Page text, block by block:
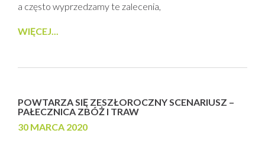
a często wyprzedzamy te zalecenia,
WIĘCEJ...
POWTARZA SIĘ ZESZŁOROCZNY SCENARIUSZ –
PAŁECZNICA ZBÓŻ I TRAW
30 MARCA 2020